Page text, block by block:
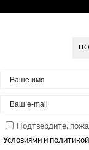
Подтвердите,
Условиями и